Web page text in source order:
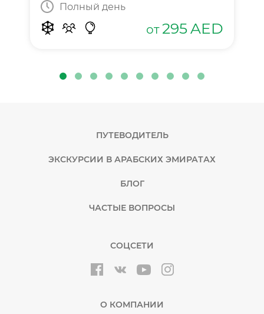
Полный день
от 295AED
ПУТЕВОДИТЕЛЬ
ЭКСКУРСИИ В АРАБСКИХ ЭМИРАТАХ
БЛОГ
ЧАСТЫЕ ВОПРОСЫ
СОЦСЕТИ
О КОМПАНИИ